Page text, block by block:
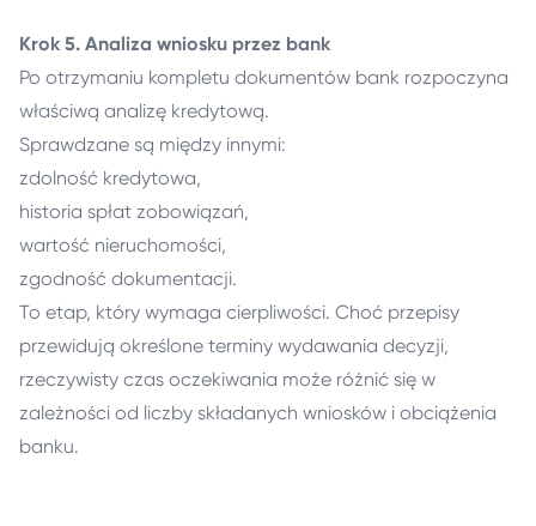
Krok 5. Analiza wniosku przez bank
Po otrzymaniu kompletu dokumentów bank rozpoczyna
właściwą analizę kredytową.
Sprawdzane są między innymi:
zdolność kredytowa,
historia spłat zobowiązań,
wartość nieruchomości,
zgodność dokumentacji.
To etap, który wymaga cierpliwości. Choć przepisy
przewidują określone terminy wydawania decyzji,
rzeczywisty czas oczekiwania może różnić się w
zależności od liczby składanych wniosków i obciążenia
banku.